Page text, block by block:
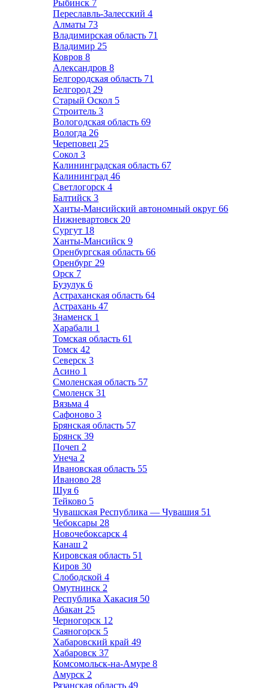
Рыбинск 7
Переславль-Залесский 4
Алматы 73
Владимирская область 71
Владимир 25
Ковров 8
Александров 8
Белгородская область 71
Белгород 29
Старый Оскол 5
Строитель 3
Вологодская область 69
Вологда 26
Череповец 25
Сокол 3
Калининградская область 67
Калининград 46
Светлогорск 4
Балтийск 3
Ханты-Мансийский автономный округ 66
Нижневартовск 20
Сургут 18
Ханты-Мансийск 9
Оренбургская область 66
Оренбург 29
Орск 7
Бузулук 6
Астраханская область 64
Астрахань 47
Знаменск 1
Харабали 1
Томская область 61
Томск 42
Северск 3
Асино 1
Смоленская область 57
Смоленск 31
Вязьма 4
Сафоново 3
Брянская область 57
Брянск 39
Почеп 2
Унеча 2
Ивановская область 55
Иваново 28
Шуя 6
Тейково 5
Чувашская Республика — Чувашия 51
Чебоксары 28
Новочебоксарск 4
Канаш 2
Кировская область 51
Киров 30
Слободской 4
Омутнинск 2
Республика Хакасия 50
Абакан 25
Черногорск 12
Саяногорск 5
Хабаровский край 49
Хабаровск 37
Комсомольск-на-Амуре 8
Амурск 2
Рязанская область 49